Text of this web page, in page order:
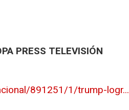
PRESS TELEVISIÓN
891251/1/trump-logr...